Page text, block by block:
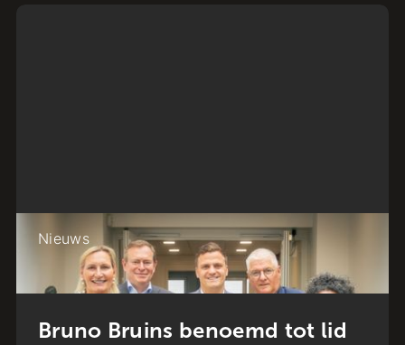
Nieuws
Bruno Bruins benoemd tot lid